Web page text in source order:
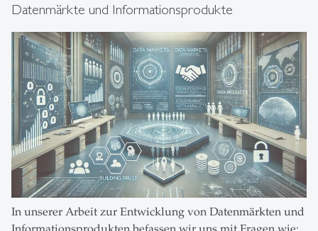
Datenmärkte und Informationsprodukte
In unserer Arbeit zur Entwicklung von Datenmärkten und